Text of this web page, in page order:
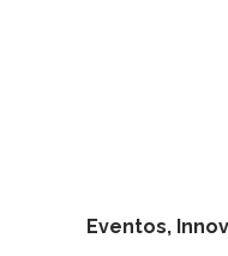
Eventos,